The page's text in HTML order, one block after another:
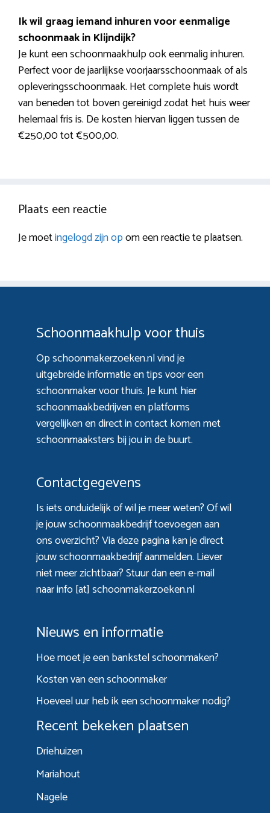
Ik wil graag iemand inhuren voor eenmalige
schoonmaak in Klijndijk?
Je kunt een schoonmaakhulp ook eenmalig inhuren.
Perfect voor de jaarlijkse voorjaarsschoonmaak of als
opleveringsschoonmaak. Het complete huis wordt
van beneden tot boven gereinigd zodat het huis weer
helemaal fris is. De kosten hiervan liggen tussen de
€250,00 tot €500,00.
Plaats een reactie
Je moetingelogd zijn opom een reactie te plaatsen.
Schoonmaakhulp voor thuis
Op schoonmakerzoeken.nl vind je
uitgebreide informatie en tips voor een
schoonmaker voor thuis. Je kunt hier
schoonmaakbedrijven en platforms
vergelijken en direct in contact komen met
schoonmaaksters bij jou in de buurt.
Contactgegevens
Is iets onduidelijk of wil je meer weten? Of wil
je jouw schoonmaakbedrijf toevoegen aan
ons overzicht? Viadeze paginakan je direct
jouw schoonmaakbedrijf aanmelden. Liever
niet meer zichtbaar? Stuur dan een e-mail
naar info [at] schoonmakerzoeken.nl
Nieuws en informatie
Hoe moet je een bankstel schoonmaken?
Kosten van een schoonmaker
Hoeveel uur heb ik een schoonmaker nodig?
Recent bekeken plaatsen
Driehuizen
Mariahout
Nagele